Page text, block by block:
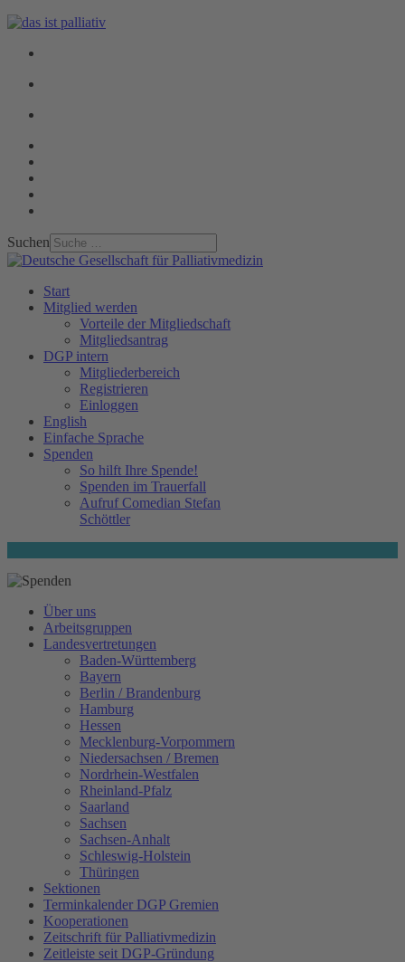
Suchen
Start
Mitglied werden
Vorteile der Mitgliedschaft
Mitgliedsantrag
DGP intern
Mitgliederbereich
Registrieren
Einloggen
English
Einfache Sprache
Spenden
So hilft Ihre Spende!
Spenden im Trauerfall
Aufruf Comedian Stefan
Schöttler
Über uns
Arbeitsgruppen
Landesvertretungen
Baden-Württemberg
Bayern
Berlin / Brandenburg
Hamburg
Hessen
Mecklenburg-Vorpommern
Niedersachsen / Bremen
Nordrhein-Westfalen
Rheinland-Pfalz
Saarland
Sachsen
Sachsen-Anhalt
Schleswig-Holstein
Thüringen
Sektionen
Terminkalender DGP Gremien
Kooperationen
Zeitschrift für Palliativmedizin
Zeitleiste seit DGP-Gründung